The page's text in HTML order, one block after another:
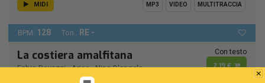
MIDI MP3 VIDEO MULTITRACCIA
BPM: 128 Ton.: RE -
La costiera amalfitana
Fabio Rovazzi-Arisa-Nino D'angelo
Con testo
2,19 €